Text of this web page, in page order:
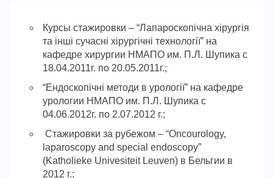
Department of Endourology of Kiev Institute
of Urology.
Kiev, Ukraine. May – June 2012.
Endourology courses.
Department of inflammatory diseases, Kiev
Institute of Urology.
2011. Clinical research in urology.
National Institute of Surgery and
Курсы стажировки – “Лапароскопічна хірургія
та інші сучасні хірургічні технології” на
кафедре хирургии НМАПО им. П.Л. Шупика с
18.04.2011г. по 20.05.2011г.;
“Ендоскопічні методи в урології” на кафедре
урологии НМАПО им. П.Л. Шупика с
04.06.2012г. по 2.07.2012 г.;
Стажировки за рубежом – “Oncourology,
laparoscopy and special endoscopy”
(Katholieke Univesiteit Leuven) в Бельгии в
2012 г.;